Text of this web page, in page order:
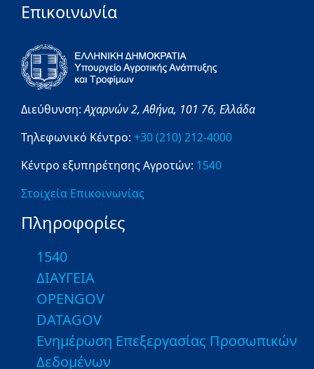
Επικοινωνία
Διεύθυνση:Αχαρνών 2,Αθήνα, 101 76, Ελλάδα
Τηλεφωνικό Κέντρο: +30 (210) 212-4000
Κέντρο εξυπηρέτησης Αγροτών: 1540
Στοιχεία Επικοινωνίας
Πληροφορίες
1540
ΔΙΑΥΓΕΙΑ
OPENGOV
DATAGOV
Ενημέρωση Επεξεργασίας Προσωπικών
Δεδομένων